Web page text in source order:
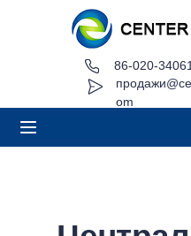
om
86-020-
О